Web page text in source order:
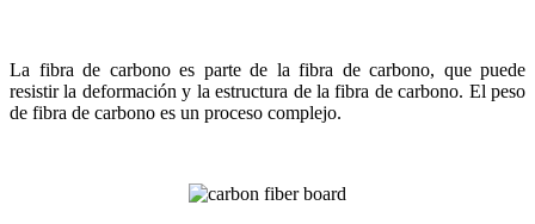
La fibra de carbono es parte de la fibra de carbono, que puede
resistir la deformación y la estructura de la fibra de carbono. El peso
de fibra de carbono es un proceso complejo.